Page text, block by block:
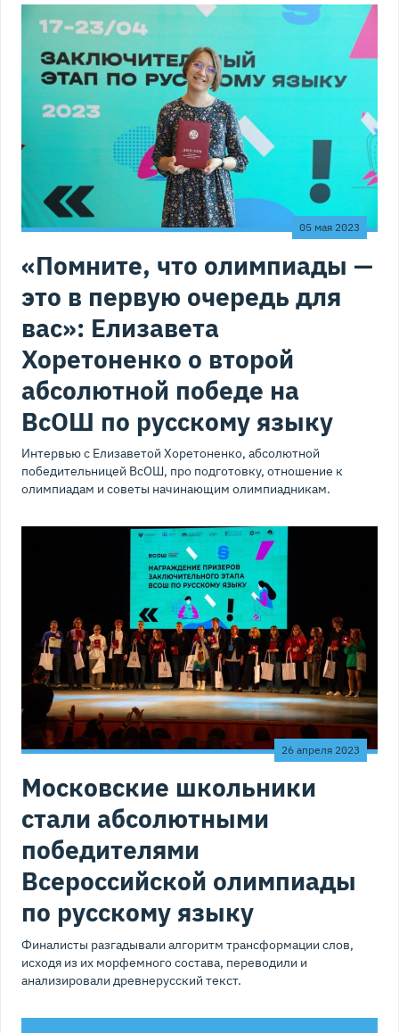
05 мая 2023
«Помните, что олимпиады —
это в первую очередь для
вас»: Елизавета
Хоретоненко о второй
абсолютной победе на
ВсОШ по русскому языку
Интервью с Елизаветой Хоретоненко, абсолютной
победительницей ВсОШ, про подготовку, отношение к
олимпиадам и советы начинающим олимпиадникам.
26 апреля 2023
Московские школьники
стали абсолютными
победителями
Всероссийской олимпиады
по русскому языку
Финалисты разгадывали алгоритм трансформации слов,
исходя из их морфемного состава, переводили и
анализировали древнерусский текст.